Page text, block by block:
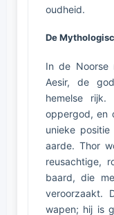
oudheid.
De
In de Noorse
Aesir, de
hemelse
oppergod, en
unieke
aarde. Thor
reusachtige,
baard, die
veroorzaakt.
wapen; hij is